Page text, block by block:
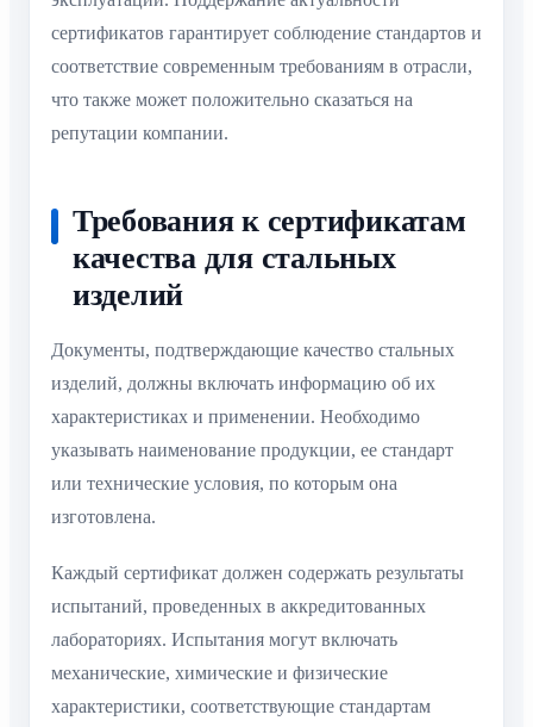
сертификатов гарантирует соблюдение стандартов и
соответствие современным требованиям в отрасли,
что также может положительно сказаться на
репутации компании.
Требования к сертификатам
качества для стальных
изделий
Документы, подтверждающие качество стальных
изделий, должны включать информацию об их
характеристиках и применении. Необходимо
указывать наименование продукции, ее стандарт
или технические условия, по которым она
изготовлена.
Каждый сертификат должен содержать результаты
испытаний, проведенных в аккредитованных
лабораториях. Испытания могут включать
механические, химические и физические
характеристики, соответствующие стандартам